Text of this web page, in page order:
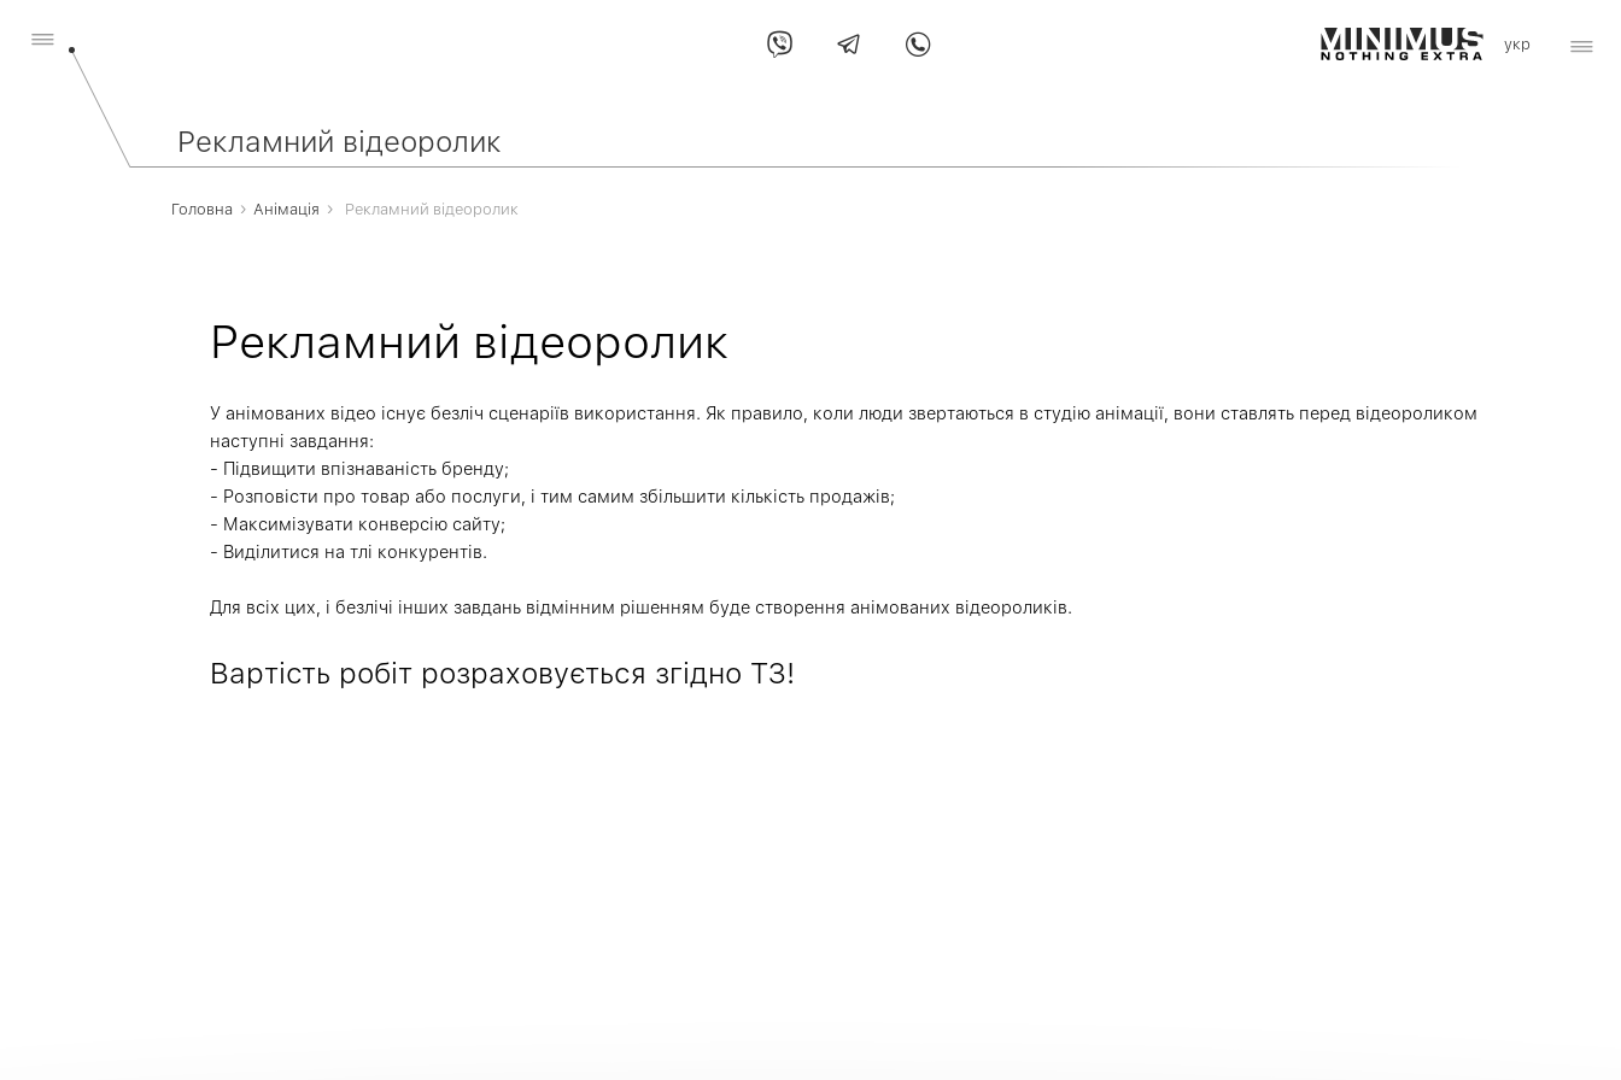
Рекламний відеоролик
Головна › Анімація › Рекламний відеоролик
Рекламний відеоролик
У анімованих відео існує безліч сценаріїв використання. Як правило, коли люди звертаються в студію анімації, вони ставлять перед відеороликом
наступні завдання:
- Підвищити впізнаваність бренду;
- Розповісти про товар або послуги, і тим самим збільшити кількість продажів;
- Максимізувати конверсію сайту;
- Виділитися на тлі конкурентів.
Для всіх цих, і безлічі інших завдань відмінним рішенням буде створення анімованих відеороликів.
Вартість робіт розраховується згідно ТЗ!